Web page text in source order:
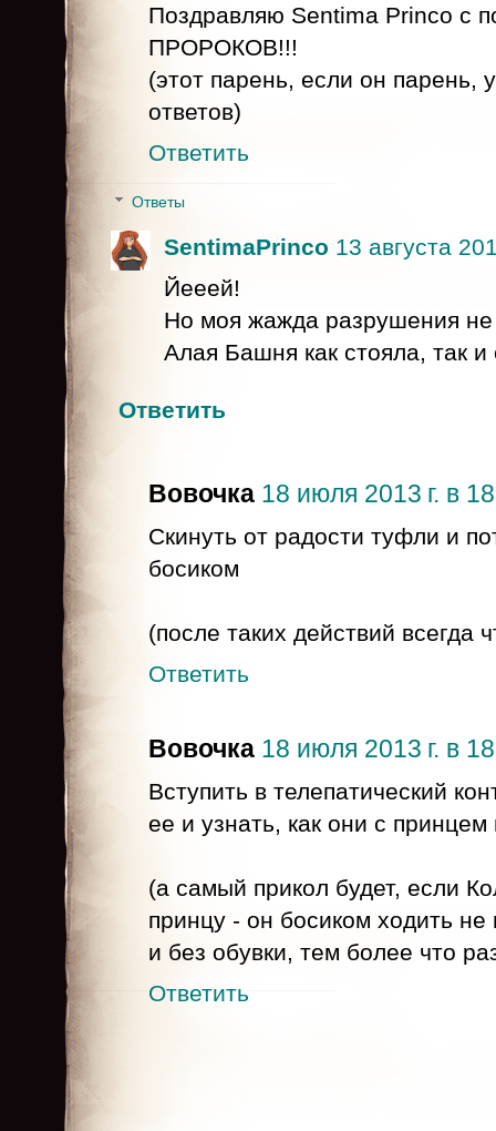
Поздравляю Sentima Princo с
ПРОРОКОВ!!!
(этот парень, если он парень,
ответов)
Ответить
Ответы
SentimaPrinco 13 августа
Йееей!
Но моя жажда разрушения
Алая Башня как стояла, так и
Ответить
Вовочка 18 июля 2013 г. в
Скинуть от радости туфли и
босиком
(после таких действий всегда
Ответить
Вовочка 18 июля 2013 г. в
Вступить в телепатический
ее и узнать, как они с
(а самый прикол будет, если
принцу - он босиком ходить
и без обувки, тем более что
Ответить